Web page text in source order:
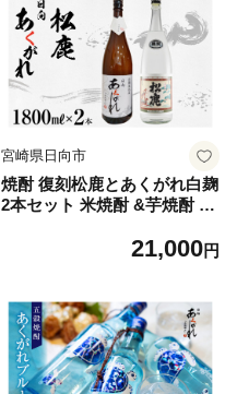
宮崎県日向市
焼酎 復刻松鹿とあくがれ白麹
2本セット 米焼酎 &芋焼酎 18
日向市 452060647] 米 芋 本格
21,000円